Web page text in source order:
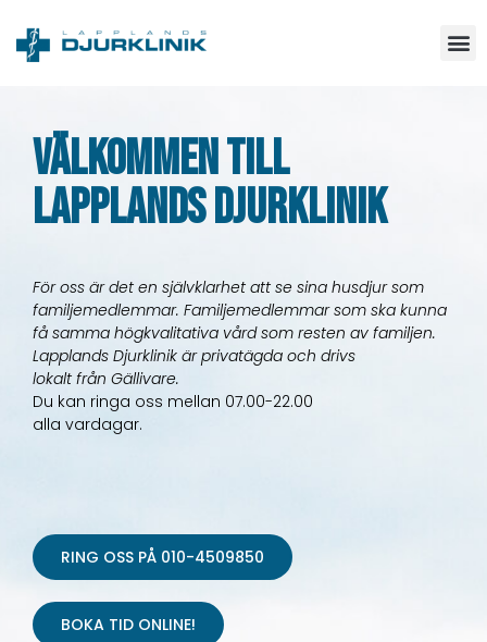
Välkommen till
Lapplands Djurklinik
För oss är det en självklarhet att se sina husdjur som
familjemedlemmar. Familjemedlemmar som ska kunna
få samma högkvalitativa vård som resten av familjen.
Lapplands Djurklinik är privatägda och drivs
lokalt från Gällivare.
Du kan ringa oss mellan 07.00-22.00
alla vardagar.
RING OSS PÅ 010-4509850
BOKA TID ONLINE!